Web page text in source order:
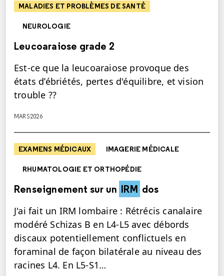
MALADIES ET PROBLÈMES DE SANTÉ
NEUROLOGIE
Leucoaraiose grade 2
Est-ce que la leucoaraiose provoque des
états d’ébriétés, pertes d'équilibre, et vision
trouble ??
MARS 2026
EXAMENS MÉDICAUX IMAGERIE MÉDICALE
RHUMATOLOGIE ET ORTHOPÉDIE
Renseignement sur un IRM dos
J'ai fait un IRM lombaire : Rétrécis canalaire
modéré Schizas B en L4-L5 avec débords
discaux potentiellement conflictuels en
foraminal de façon bilatérale au niveau des
racines L4. En L5-S1…